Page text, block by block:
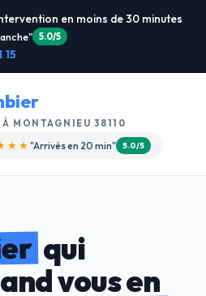
en moins de 30 minutes
4.9/5
15
À MONTAGNIEU 38110
"Devis gratuit" 4.8/5
qui
vous en